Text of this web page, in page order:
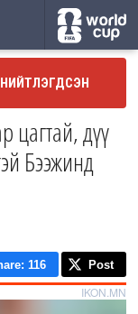
цагтай, дүү
Бээжинд
: 116 Post
IKON.MN